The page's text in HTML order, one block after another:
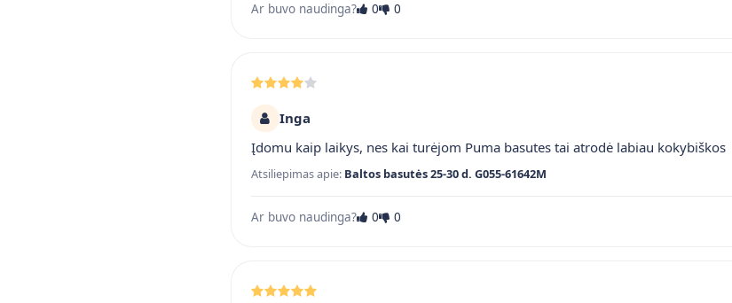
Ar buvo naudinga? 0 0
Inga
Įdomu kaip laikys, nes kai turėjom Puma basutes tai atrodė labiau kokybiškos
Atsiliepimas apie: Baltos basutės 25-30 d. G055-61642M
Ar buvo naudinga? 0 0